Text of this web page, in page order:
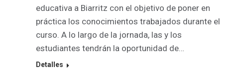
educativa a Biarritz con el objetivo de poner en
práctica los conocimientos trabajados durante el
curso. A lo largo de la jornada, las y los
estudiantes tendrán la oportunidad de…
Detalles